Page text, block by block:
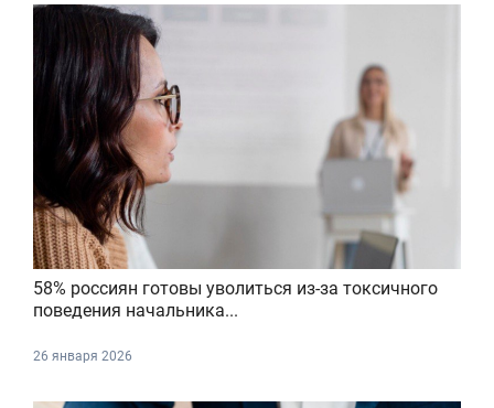
58% россиян готовы уволиться из-за токсичного
поведения начальника...
26 января 2026